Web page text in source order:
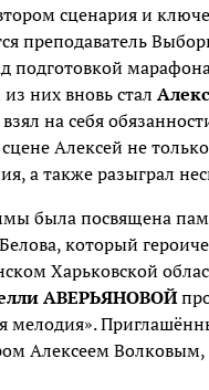
сценария и
преподаватель
подготовкой
них вновь стал
на себя
Алексей не
а также разыграл
была посвящена
который
Харьковской
АВЕРЬЯНОВОЙ
мелодия».
Алексеем